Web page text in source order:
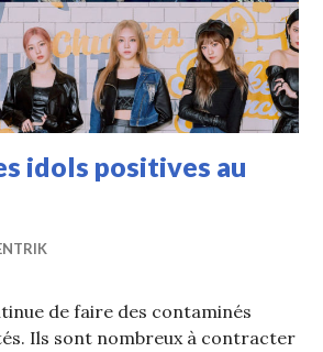
idols positives au
de faire des contaminés
Ils sont nombreux à contracter